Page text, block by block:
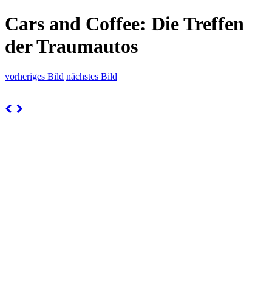
Cars and Coffee: Die Treffen
der Traumautos
vorheriges Bild nächstes Bild